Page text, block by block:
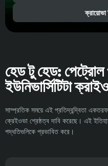
ক্রায়োভা
হেড টু হেড: পেট্রোল
ইউনিভার্সিটিটা
সাম্প্রতিক সময়ে এই প্রতিদ্বন্দ্বিতা
ক্রেইওভা শ্রেষ্ঠত্ব দাবি করেছে। এই
পদ্ধতিগুলিকে প্রভাবিত করে।